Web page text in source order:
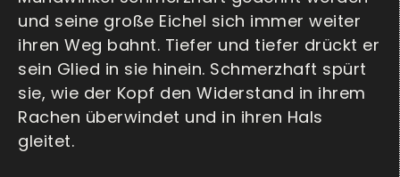
und seine große Eichel sich immer weiter
ihren Weg bahnt. Tiefer und tiefer drückt er
sein Glied in sie hinein. Schmerzhaft spürt
sie, wie der Kopf den Widerstand in ihrem
Rachen überwindet und in ihren Hals
gleitet.